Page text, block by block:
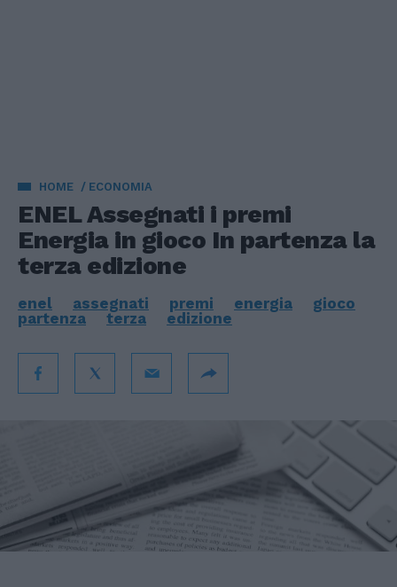
HOME ECONOMIA
ENEL Assegnati i premi
Energia in gioco In partenza la
terza edizione
enel assegnati premi energia
gioco
partenza
terza edizione